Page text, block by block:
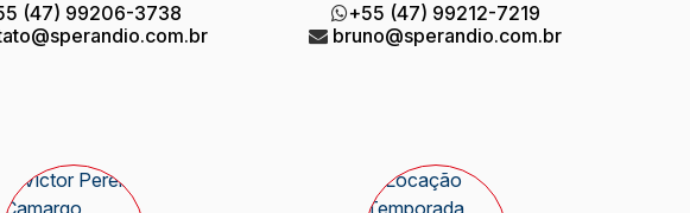
(47) 99206-3738
+55 (47) 99212-7219
bruno@sperandio.com.br